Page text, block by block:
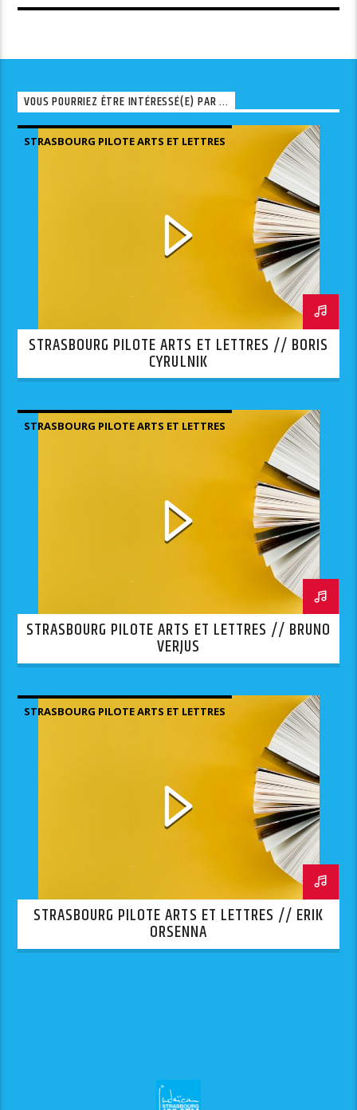
VOUS POURRIEZ ÊTRE INTÉRESSÉ(E) PAR ...
STRASBOURG PILOTE ARTS ET LETTRES
STRASBOURG PILOTE ARTS ET LETTRES // BORIS
CYRULNIK
STRASBOURG PILOTE ARTS ET LETTRES
STRASBOURG PILOTE ARTS ET LETTRES // BRUNO
VERJUS
STRASBOURG PILOTE ARTS ET LETTRES
STRASBOURG PILOTE ARTS ET LETTRES // ERIK
ORSENNA